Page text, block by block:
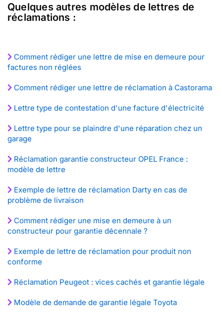
Quelques autres modèles de lettres de
réclamations :
Comment rédiger une lettre de mise en demeure pour
factures non réglées
Comment rédiger une lettre de réclamation à Castorama
Lettre type de contestation d'une facture d'électricité
Lettre type pour se plaindre d'une réparation chez un
garage
Réclamation garantie constructeur OPEL France :
modèle de lettre
Exemple de lettre de réclamation Darty en cas de
problème de livraison
Comment rédiger une mise en demeure à un
constructeur pour garantie décennale ?
Exemple de lettre de réclamation pour produit non
conforme
Réclamation Peugeot : vices cachés et garantie légale
Modèle de demande de garantie légale Toyota